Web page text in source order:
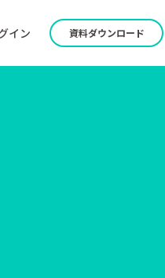
イン 資料ダウンロード